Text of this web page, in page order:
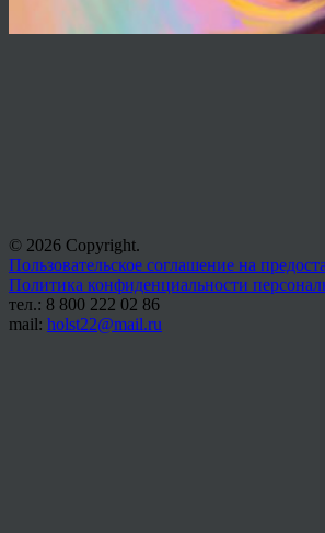
© 2026 Copyright.
Пользовательское соглашение на
Политика конфиденциальности
тел.: 8 800 222 02 86
mail: holst22@mail.ru